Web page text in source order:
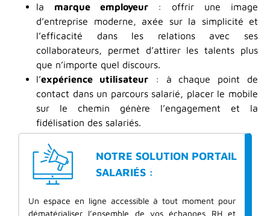
la marque employeur
: offrir une image
d’entreprise moderne, axée sur la simplicité et
l’efficacité dans les relations avec ses
collaborateurs, permet d’attirer les talents plus
que n’importe quel discours.
l’expérience utilisateur: à chaque point de
contact dans un parcours salarié, placer le mobile
sur le chemin génère l’engagement et la
fidélisation des salariés.
NOTRE SOLUTION PORTAIL
SALARIÉS :
Un espace en ligne accessible à tout moment pour
dématérialiser l’ensemble de vos échanges RH et